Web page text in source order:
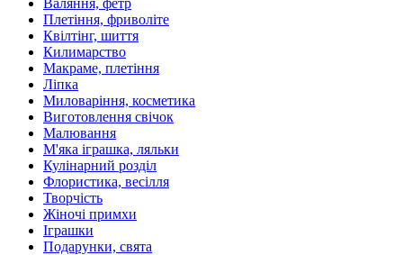
Плетіння, фриволіте
Квілтінг, шиття
Килимарство
Макраме, плетіння
Ліпка
Миловаріння, косметика
Виготовлення свічок
Малювання
М'яка іграшка, ляльки
Кулінарний розділ
Флористика, весілля
Творчість
Жіночі примхи
Іграшки
Подарунки, свята